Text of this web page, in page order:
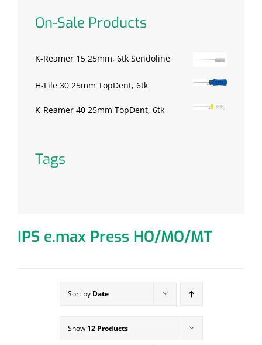
On-Sale Products
K-Reamer 15 25mm, 6tk Sendoline
H-File 30 25mm TopDent, 6tk
K-Reamer 40 25mm TopDent, 6tk
Tags
IPS e.max Press HO/MO/MT
Sort by Date
Show 12 Products